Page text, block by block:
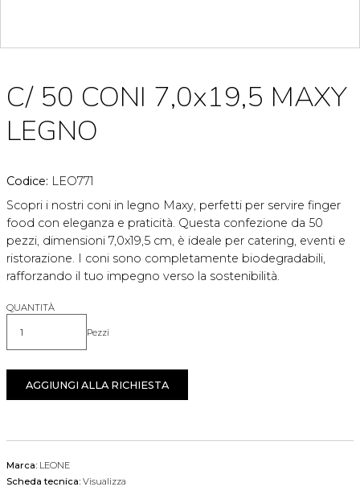
C/ 50 CONI 7,0x19,5 MAXY
LEGNO
Codice: LEO771
Scopri i nostri coni in legno Maxy, perfetti per servire finger
food con eleganza e praticità. Questa confezione da 50
pezzi, dimensioni 7,0x19,5 cm, è ideale per catering, eventi e
ristorazione. I coni sono completamente biodegradabili,
rafforzando il tuo impegno verso la sostenibilità.
QUANTITÀ
Quantità Pezzi
AGGIUNGI ALLA RICHIESTA
Marca: LEONE
Scheda tecnica: Visualizza